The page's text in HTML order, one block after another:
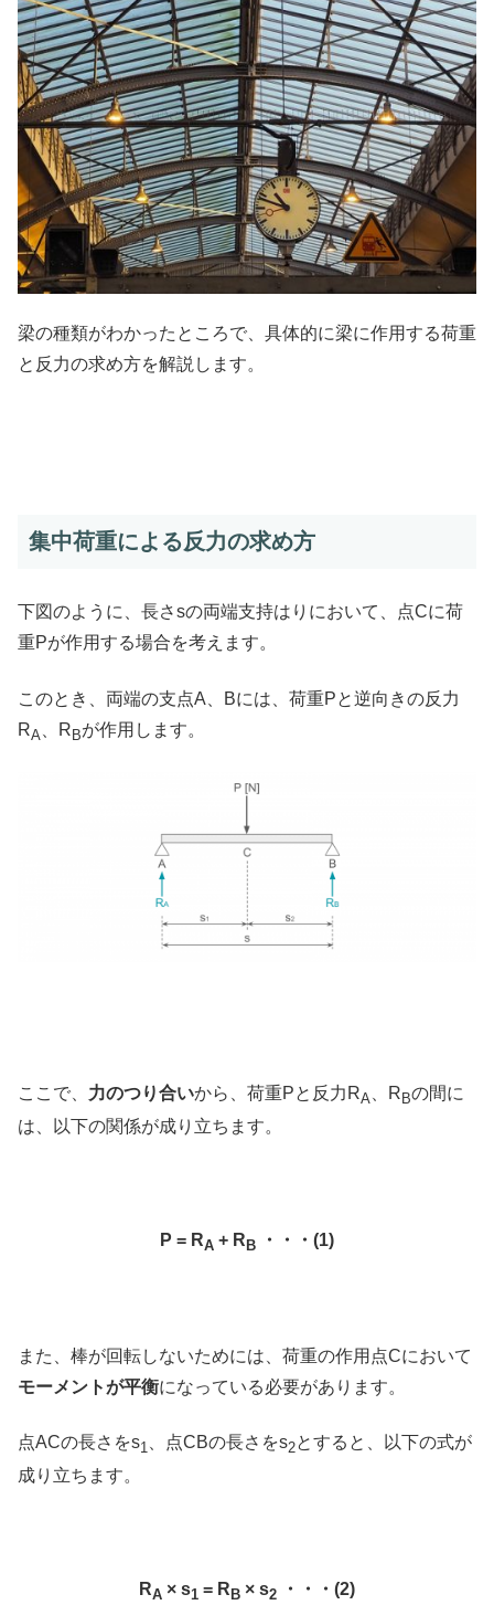
梁の種類がわかったところで、具体的に梁に作用する荷重
と反力の求め方を解説します。
集中荷重による反力の求め方
下図のように、長さsの両端支持はりにおいて、点Cに荷
重Pが作用する場合を考えます。
このとき、両端の支点A、Bには、荷重Pと逆向きの反力
RA 、R Bが作用します。
ここで、 力のつり合いから、荷重Pと反力RA 、R Bの間に
は、以下の関係が成り立ちます。
P = RA + R B ・・・(1)
また、棒が回転しないためには、荷重の作用点Cにおいて
モーメントが平衡になっている必要があります。
点ACの長さをs1 、点CBの長さをs2とすると、以下の式が
成り立ちます。
RA × s1 = R B × s2 ・・・(2)